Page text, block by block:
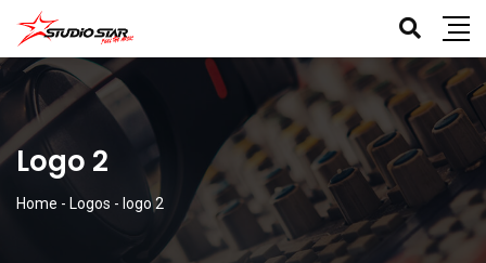
Logo 2
Home - Logos - logo 2